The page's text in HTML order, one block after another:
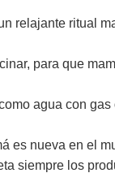
relajante ritual
para que
agua con
es nueva en el
siempre los